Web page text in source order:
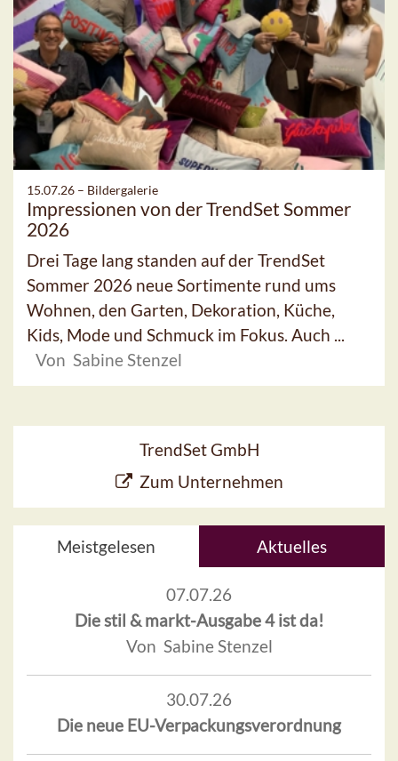
15.07.26 – Bildergalerie
Impressionen von der TrendSet Sommer
2026
Drei Tage lang standen auf der TrendSet
Sommer 2026 neue Sortimente rund ums
Wohnen, den Garten, Dekoration, Küche,
Kids, Mode und Schmuck im Fokus. Auch ...
Von Sabine Stenzel
TrendSet GmbH
Zum Unternehmen
Meistgelesen Aktuelles
07.07.26
Die stil & markt-Ausgabe 4 ist da!
Von Sabine Stenzel
30.07.26
Die neue EU-Verpackungsverordnung